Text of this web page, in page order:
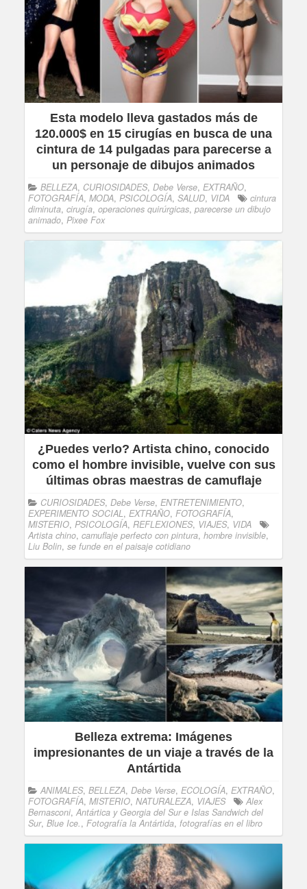
Esta modelo lleva gastados más de
120.000$ en 15 cirugías en busca de una
cintura de 14 pulgadas para parecerse a
un personaje de dibujos animados
BELLEZA, CURIOSIDADES, Debe Verse, EXTRAÑO,
FOTOGRAFÍA, MODA, PSICOLOGÍA, SALUD, VIDA
cintura
diminuta, cirugía, operaciones quirúrgicas, parecerse un dibujo
animado, Pixee Fox
¿Puedes verlo? Artista chino, conocido
como el hombre invisible, vuelve con sus
últimas obras maestras de camuflaje
CURIOSIDADES, Debe Verse, ENTRETENIMIENTO,
EXPERIMENTO SOCIAL, EXTRAÑO, FOTOGRAFÍA,
MISTERIO, PSICOLOGÍA, REFLEXIONES, VIAJES, VIDA
Artista chino, camuflaje perfecto con pintura, hombre invisible,
Liu Bolin, se funde en el paisaje cotidiano
Belleza extrema: Imágenes
impresionantes de un viaje a través de la
Antártida
ANIMALES, BELLEZA, Debe Verse, ECOLOGÍA, EXTRAÑO,
FOTOGRAFÍA, MISTERIO, NATURALEZA, VIAJES
Alex
Bernasconi, Antártica y Georgia del Sur e Islas Sandwich del
Sur, Blue Ice., Fotografía la Antártida, fotografías en el libro